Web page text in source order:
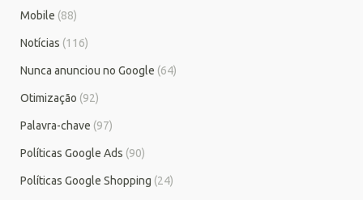
Mobile (88)
Notícias (116)
Nunca anunciou no Google (64)
Otimização (92)
Palavra-chave (97)
Políticas Google Ads (90)
Políticas Google Shopping (24)